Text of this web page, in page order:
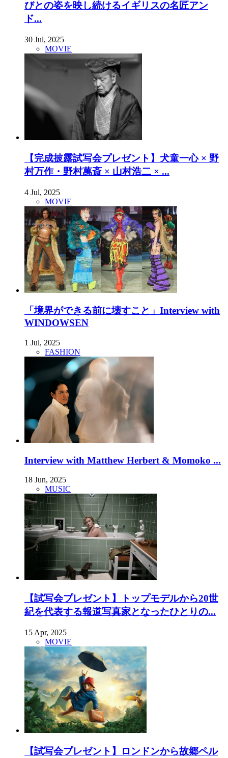
びとの姿を映し続けるイギリスの名匠アン
ド...
30 Jul, 2025
MOVIE
【完成披露試写会プレゼント】犬童一心 × 野
村万作・野村萬斎 × 山村浩二 × ...
4 Jul, 2025
MOVIE
「境界ができる前に壊すこと」Interview with
WINDOWSEN
1 Jul, 2025
FASHION
Interview with Matthew Herbert & Momoko ...
18 Jun, 2025
MUSIC
【試写会プレゼント】トップモデルから20世
紀を代表する報道写真家となったひとりの...
15 Apr, 2025
MOVIE
【試写会プレゼント】ロンドンから故郷ペル